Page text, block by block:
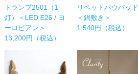
トランプ2501（1
灯）＜LED E26 / ヨ
ーロピアン＞
13,200円（税込）
リベットパウパッド
＜鍋敷き＞
1,540円（税込）